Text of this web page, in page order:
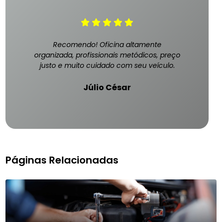
Recomendo! Oficina altamente
organizada, profissionais metódicos, preço
justo e muito cuidado com seu veículo.
Júlio César
Páginas Relacionadas